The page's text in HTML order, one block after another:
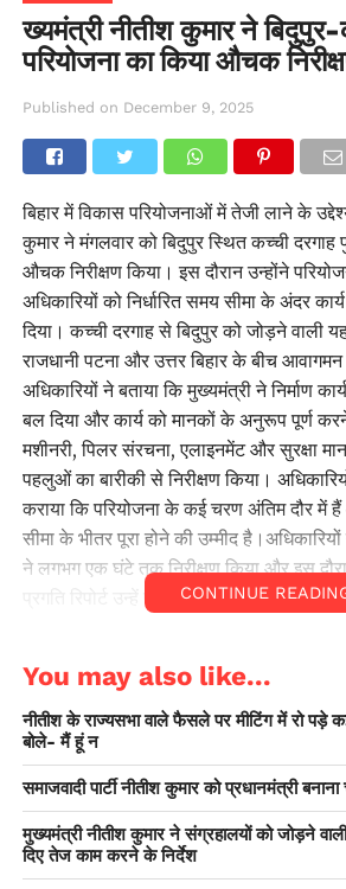
ख्यमंत्री नीतीश कुमार ने
परियोजना का किया औचक
Published on December 9, 2025
बिहार में विकास परियोजनाओं में तेजी लाने के
कुमार ने मंगलवार को बिदुपुर स्थित कच्ची दरगाह
औचक निरीक्षण किया। इस दौरान उन्होंने
अधिकारियों को निर्धारित समय सीमा के अंदर
दिया। कच्ची दरगाह से बिदुपुर को जोड़ने वाली
राजधानी पटना और उत्तर बिहार के बीच
अधिकारियों ने बताया कि मुख्यमंत्री ने निर्माण
बल दिया और कार्य को मानकों के अनुरूप पूर्ण
मशीनरी, पिलर संरचना, एलाइनमेंट और सुरक्षा
पहलुओं का बारीकी से निरीक्षण किया।
कराया कि परियोजना के कई चरण अंतिम दौर में हैं
सीमा के भीतर पूरा होने की उम्मीद
ने लगभग एक घंटे तक निरीक्षण किया और इस
प्रगति रिपोर्ट उन्हें प्रस्तुत की गई।
CONTINUE
You may also like...
नीतीश के राज्यसभा वाले फैसले पर मीटिंग में रो पड़े
बोले- मैं हूं न
समाजवादी पार्टी नीतीश कुमार को प्रधानमंत्री
मुख्यमंत्री नीतीश कुमार ने संग्रहालयों को जोड़ने
दिए तेज काम करने के निर्देश